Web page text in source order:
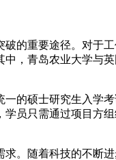
的重要途径。对于
，青岛农业大学与
的硕士研究生入学
员只需通过项目方
。随着科技的不断